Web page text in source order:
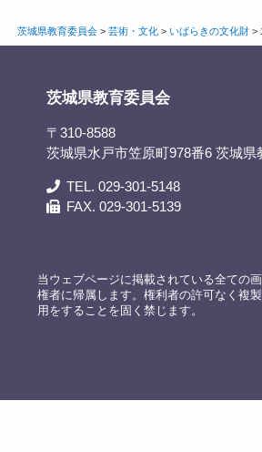
茨城県教育委員会> 芸術・文化> いばらきの文化財>
茨城県教育委員会
〒310-8588
茨城県水戸市笠原町978番6 茨城県
TEL. 029-301-5148
FAX. 029-301-5139
当ウェブページに掲載されている全ての
権者に帰属します。権利者の許可なく複
用をすることを固く禁じます。